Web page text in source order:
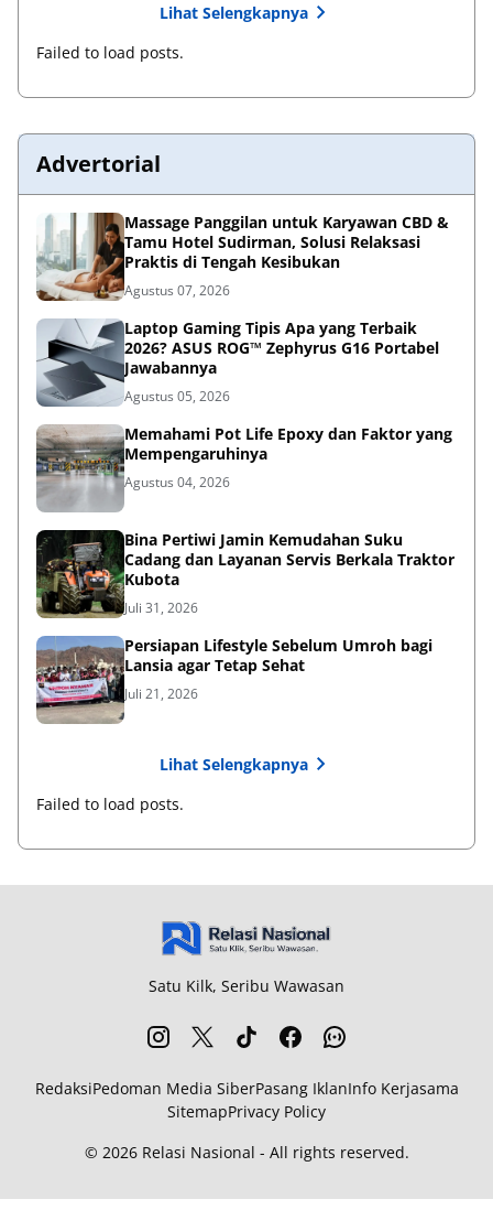
Lihat Selengkapnya
Failed to load posts.
Advertorial
Massage Panggilan untuk Karyawan CBD &
Tamu Hotel Sudirman, Solusi Relaksasi
Praktis di Tengah Kesibukan
Agustus 07, 2026
Laptop Gaming Tipis Apa yang Terbaik
2026? ASUS ROG™ Zephyrus G16 Portabel
Jawabannya
Agustus 05, 2026
Memahami Pot Life Epoxy dan Faktor yang
Mempengaruhinya
Agustus 04, 2026
Bina Pertiwi Jamin Kemudahan Suku
Cadang dan Layanan Servis Berkala Traktor
Kubota
Juli 31, 2026
Persiapan Lifestyle Sebelum Umroh bagi
Lansia agar Tetap Sehat
Juli 21, 2026
Lihat Selengkapnya
Failed to load posts.
Satu Kilk, Seribu Wawasan
RedaksiPedoman Media SiberPasang IklanInfo Kerjasama
SitemapPrivacy Policy
© 2026 Relasi Nasional - All rights reserved.